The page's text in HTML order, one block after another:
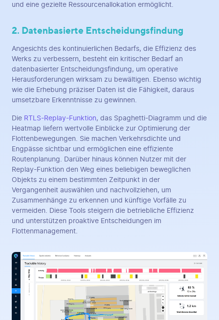
und eine gezielte Ressourcenallokation ermöglicht.
2. Datenbasierte Entscheidungsfindung
Angesichts des kontinuierlichen Bedarfs, die Effizienz des
Werks zu verbessern, besteht ein kritischer Bedarf an
datenbasierter Entscheidungsfindung, um operative
Herausforderungen wirksam zu bewältigen. Ebenso wichtig
wie die Erhebung präziser Daten ist die Fähigkeit, daraus
umsetzbare Erkenntnisse zu gewinnen.
Die RTLS-Replay-Funktion, das Spaghetti-Diagramm und die
Heatmap liefern wertvolle Einblicke zur Optimierung der
Flottenbewegungen. Sie machen Verkehrsdichte und
Engpässe sichtbar und ermöglichen eine effiziente
Routenplanung. Darüber hinaus können Nutzer mit der
Replay-Funktion den Weg eines beliebigen beweglichen
Objekts zu einem bestimmten Zeitpunkt in der
Vergangenheit auswählen und nachvollziehen, um
Zusammenhänge zu erkennen und künftige Vorfälle zu
vermeiden. Diese Tools steigern die betriebliche Effizienz
und unterstützen proaktive Entscheidungen im
Flottenmanagement.